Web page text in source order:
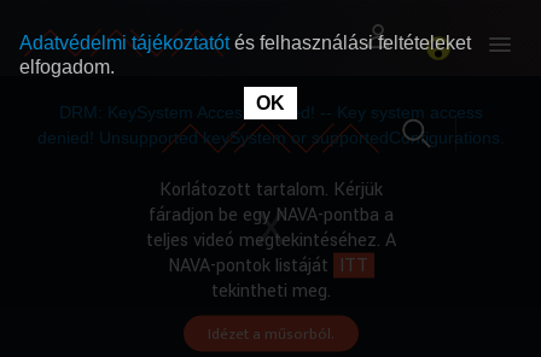
RÓLUNK
RÓLUNK
DRM: KeySystem Access Denied! -- Key system access
denied! Unsupported keySystem or supportedConfigurations.
Korlátozott tartalom. Kérjük
fáradjon be egy NAVA-pontba a
teljes videó megtekintéséhez. A
NAVA-pontok listáját ITT
tekintheti meg.
Idézet a műsorból.
Adatvédelmi tájékoztatótés felhasználási feltételeket
elfogadom.
OK